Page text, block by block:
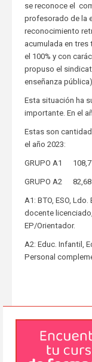
se reconoce el
profesorado de la
reconocimiento
acumulada en tres
el 100% y con
propuso el
enseñanza pública).
Esta situación ha
importante. En el
Estas son
el año 2023:
GRUPO A1
GRUPO A2 82,68
A1: BTO, ESO,
docente
EP/Orientador.
A2: Educ. Infantil,
Personal